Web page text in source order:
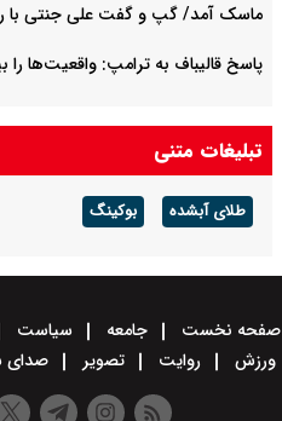
ماسک آمد/ گپ و گفت علی جنتی با
پاسخ قالیباف به ترامپ: واقعیت‌ها
تبلیغات متنی
طلای آبشده بوکینگ
صفحه نخست جامعه سیاست
ورزش
روایت تصویر صدای